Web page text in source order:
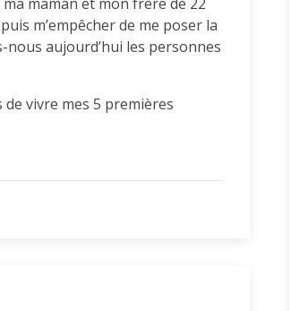
m’empêcher de me poser la
aujourd’hui les personnes
vivre mes 5 premières